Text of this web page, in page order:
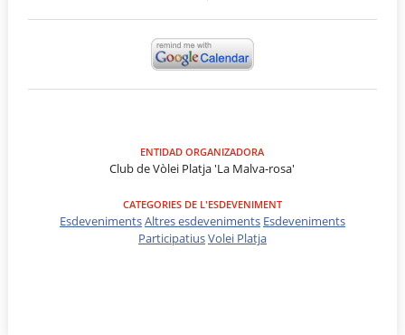
ENTIDAD ORGANIZADORA
Club de Vòlei Platja 'La Malva-rosa'
CATEGORIES DE L'ESDEVENIMENT
EsdevenimentsAltres esdeveniments Esdeveniments
ParticipatiusVolei Platja